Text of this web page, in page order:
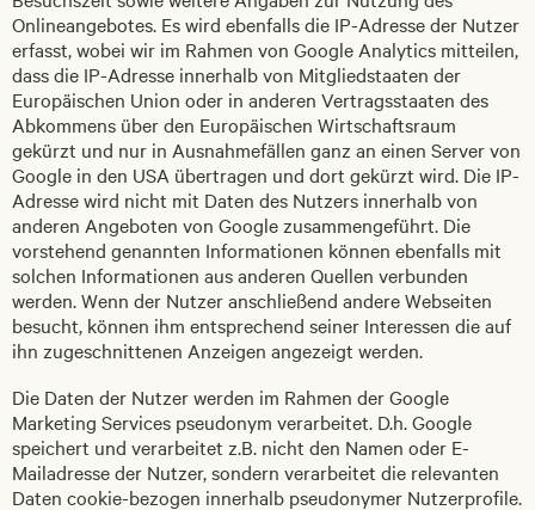
Onlineangebotes. Es wird ebenfalls die IP-Adresse der Nutzer
erfasst, wobei wir im Rahmen von Google Analytics mitteilen,
dass die IP-Adresse innerhalb von Mitgliedstaaten der
Europäischen Union oder in anderen Vertragsstaaten des
Abkommens über den Europäischen Wirtschaftsraum
gekürzt und nur in Ausnahmefällen ganz an einen Server von
Google in den USA übertragen und dort gekürzt wird. Die IP-
Adresse wird nicht mit Daten des Nutzers innerhalb von
anderen Angeboten von Google zusammengeführt. Die
vorstehend genannten Informationen können ebenfalls mit
solchen Informationen aus anderen Quellen verbunden
werden. Wenn der Nutzer anschließend andere Webseiten
besucht, können ihm entsprechend seiner Interessen die auf
ihn zugeschnittenen Anzeigen angezeigt werden.
Die Daten der Nutzer werden im Rahmen der Google
Marketing Services pseudonym verarbeitet. D.h. Google
speichert und verarbeitet z.B. nicht den Namen oder E-
Mailadresse der Nutzer, sondern verarbeitet die relevanten
Daten cookie-bezogen innerhalb pseudonymer Nutzerprofile.